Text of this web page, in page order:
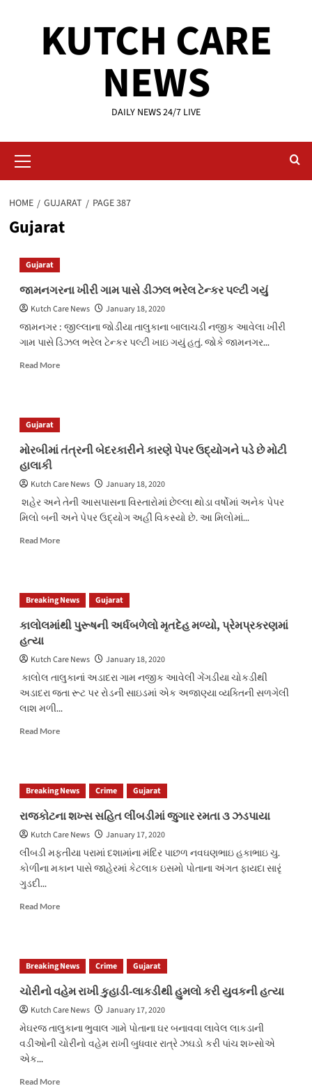
KUTCH CARE
NEWS
DAILY NEWS 24/7 LIVE
Menu
HOME GUJARAT PAGE 387
Gujarat
Gujarat
જામનગરના ખીરી ગામ પાસે ડીઝલ ભરેલ ટેન્કર પલ્ટી ગયું
Kutch Care News
January 18, 2020
જામનગર : જીલ્લાના જોડીયા તાલુકાના બાલાચડી નજીક આવેલા ખીરી
ગામ પાસે ડિઝલ ભરેલ ટેન્કર પલ્ટી ખાઇ ગયું હતું. જોકે જામનગર...
Read MoreRead
ખીરી
પાસે
ડીઝલ
ટેન્કર
પલ્ટી
ગયું
Gujarat
મોરબીમાં તંત્રની બેદરકારીને કારણે પેપર ઉદ્યોગને પડે છે મોટી
હાલાકી
Kutch Care News
January 18, 2020
શહેર અને તેની આસપાસના વિસ્તારોમાં છેલ્લા થોડા વર્ષોમાં અનેક પેપર
મિલો બની અને પેપર ઉદ્યોગ અહીં વિકસ્યો છે. આ મિલોમાં...
Read MoreRead
તંત્રની
બેદરકારીને
કારણે
પેપર
પડે
મોટી
હાલાકી
Breaking News Gujarat
કાલોલમાંથી પુરૂષની અર્ધબળેલો મૃતદેહ મળ્યો, પ્રેમપ્રકરણમાં
હત્યા
Kutch Care News
January 18, 2020
કાલોલ તાલુકાનાં અડાદરા ગામ નજીક આવેલી ગેંગડીયા ચોકડીથી
અડાદરા જતા રૂટ પર રોડની સાઇડમાં એક અજાણ્યા વ્યક્તિની સળગેલી
લાશ મળી...
Read MoreRead
પુરૂષની
અર્ધબળેલો
મળ્યો,
પ્રેમપ્રકરણમાં
હત્યા
Breaking News Crime Gujarat
રાજકોટના શખ્સ સહિત લીંબડીમાં જુગાર રમતા ૩ ઝડપાયા
Kutch Care News
January 17, 2020
લીંબડી મફતીયા પરામાં દશામાંના મંદિર પાછળ નવઘણભાઇ હકાભાઇ ચુ.
કોળીના મકાન પાસે જાહેરમાં કેટલાક ઇસમો પોતાના અંગત ફાયદા સારૃં
ગુડદી...
Read MoreRead
શખ્સ
સહિત
લીંબડીમાં
જુગાર
રમતા
૩
ઝડપાયા
Breaking News Crime Gujarat
ચોરીનો વહેમ રાખી કુહાડી-લાકડીથી હુમલો કરી યુવકની હત્યા
Kutch Care News
January 17, 2020
મેઘરજ તાલુકાના ભુવાલ ગામે પોતાના ઘર બનાવવા લાવેલ લાકડાની
વડીઓની ચોરીનો વહેમ રાખી બુધવાર રાત્રે ઝઘડો કરી પાંચ શખ્સોએ
એક...
Read MoreRead